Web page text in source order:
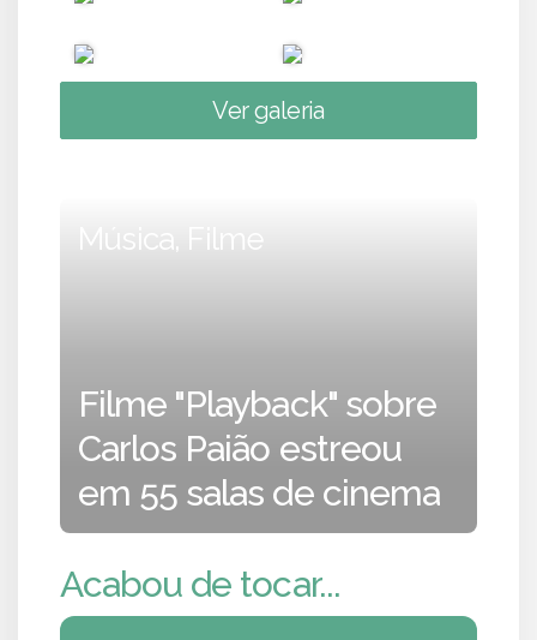
Ver galeria
Música, Filme
Filme "Playback" sobre
Carlos Paião estreou
em 55 salas de cinema
Acabou de tocar...